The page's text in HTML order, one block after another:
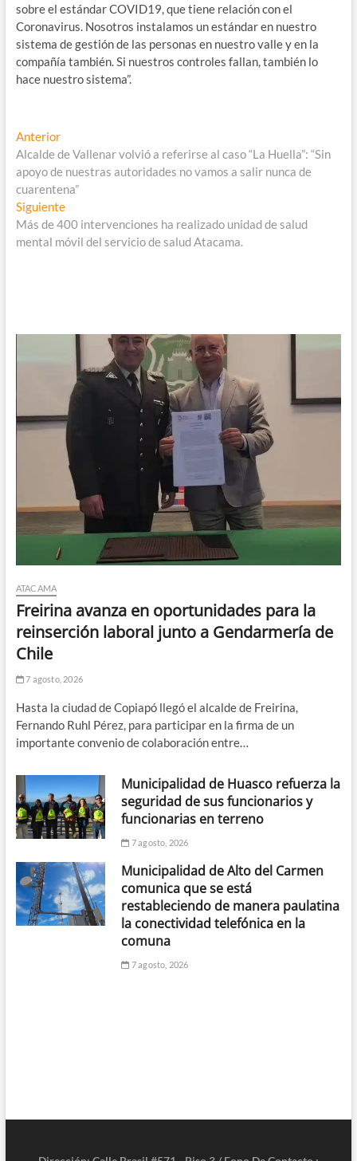
sobre el estándar COVID19, que tiene relación con el
Coronavirus. Nosotros instalamos un estándar en nuestro
sistema de gestión de las personas en nuestro valle y en la
compañía también. Si nuestros controles fallan, también lo
hace nuestro sistema”.
Navegación
de
entradas
AnteriorEntrada
anterior:
Alcalde de Vallenar volvió a referirse al caso “La Huella”: “Sin
apoyo de nuestras autoridades no vamos a salir nunca de
cuarentena”
SiguienteEntrada
siguiente:
Más de 400 intervenciones ha realizado unidad de salud
mental móvil del servicio de salud Atacama.
ATACAMA
Freirina avanza en oportunidades para la
reinserción laboral junto a Gendarmería de
Chile
7 agosto, 2026
Hasta la ciudad de Copiapó llegó el alcalde de Freirina,
Fernando Ruhl Pérez, para participar en la firma de un
importante convenio de colaboración entre…
Municipalidad de Huasco refuerza la
seguridad de sus funcionarios y
funcionarias en terreno
7 agosto, 2026
Municipalidad de Alto del Carmen
comunica que se está
restableciendo de manera paulatina
la conectividad telefónica en la
comuna
7 agosto, 2026